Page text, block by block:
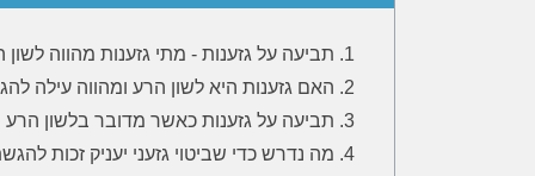
תביעה על גזענות - מתי גזענות מהווה לשון
האם גזענות היא לשון הרע ומהווה עילה
תביעה על גזענות כאשר מדובר בלשון
מה נדרש כדי שביטוי גזעני יעניק זכות